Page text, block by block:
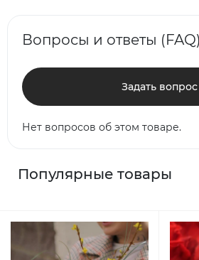
Вопросы и ответы (FAQ)
Задать вопрос
Нет вопросов об этом товаре.
Популярные товары